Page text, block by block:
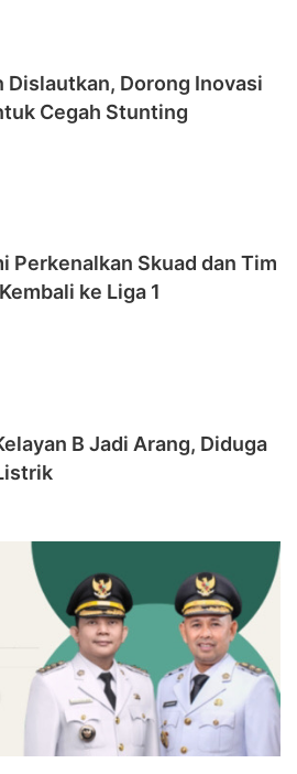
Dislautkan, Dorong Inovasi
Cegah Stunting
Perkenalkan Skuad dan Tim
ke Liga 1
B Jadi Arang, Diduga